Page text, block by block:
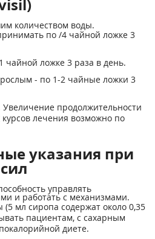
количеством воды.
по /4 чайной ложке 3
чайной ложке 3 раза в день.
- по 1-2 чайные ложки 3
продолжительности
лечения возможно по
указания при
управлять
и работать с механизмами.
мл сиропа содержат около 0,35
пациентам, с сахарным
диете.